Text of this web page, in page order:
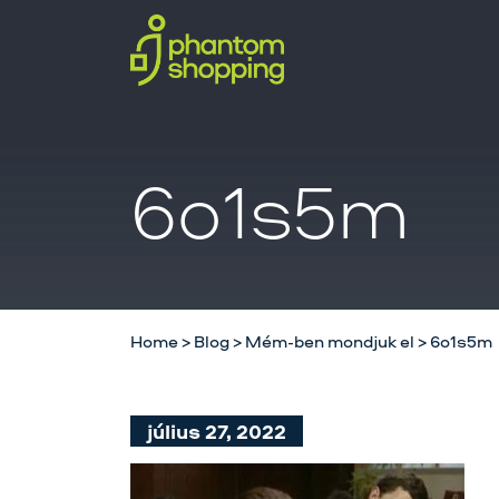
6o1s5m
Home> Blog> Mém-ben mondjuk el > 6o1s5m
július 27, 2022